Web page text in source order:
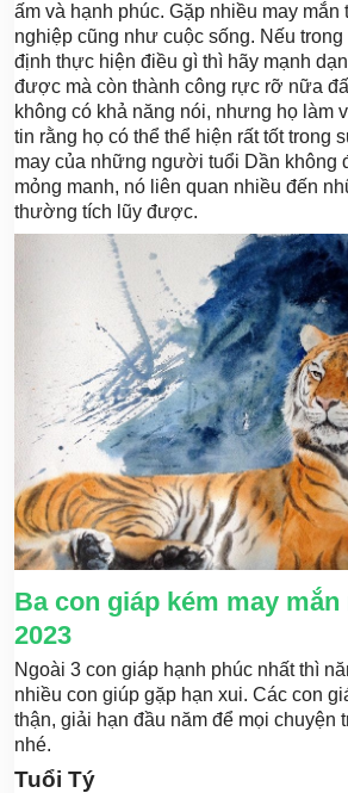
ấm và hạnh phúc. Gặp nhiều may
nghiệp cũng như cuộc sống. Nếu
định thực hiện điều gì thì hãy mạnh
được mà còn thành công rực rỡ nữa
không có khả năng nói, nhưng họ làm
tin rằng họ có thể thể hiện rất tốt trong
may của những người tuổi Dần không
mỏng manh, nó liên quan nhiều đến
thường tích lũy được.
Ba con giáp kém may mắn
2023
Ngoài 3 con giáp hạnh phúc nhất thì
nhiều con giúp gặp hạn xui. Các con
thận, giải hạn đầu năm để mọi chuyện
nhé.
Tuổi Tý